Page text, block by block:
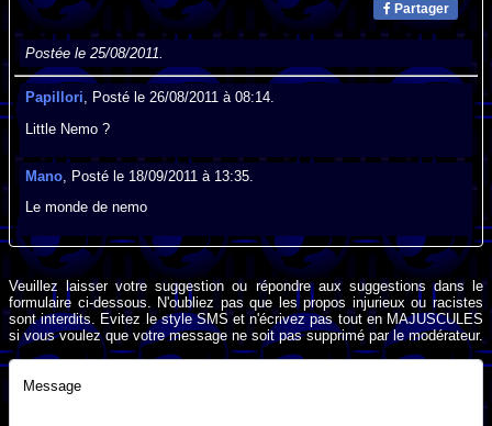
Partager
Postée le 25/08/2011.
Papillori, Posté le 26/08/2011 à 08:14.
Little Nemo ?
Mano, Posté le 18/09/2011 à 13:35.
Le monde de nemo
Veuillez laisser votre suggestion ou répondre aux suggestions dans le
formulaire ci-dessous. N'oubliez pas que les propos injurieux ou racistes
sont interdits. Evitez le style SMS et n'écrivez pas tout en MAJUSCULES
si vous voulez que votre message ne soit pas supprimé par le modérateur.
Message